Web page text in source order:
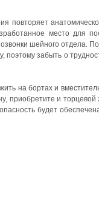
повторяет
место для
шейного отдела.
забыть о
на бортах и
приобретите и торцевой
будет